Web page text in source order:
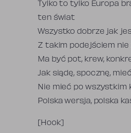
Tylko to tylko Europa
ten świat
Wszystko dobrze jak
Z takim podejściem nie
Ma być pot, krew,
Jak siądę, spocznę,
Nie mieć po wszystkim
Polska wersja, polska
[Hook]